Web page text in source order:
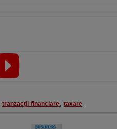
tranzacţii financiare, taxare